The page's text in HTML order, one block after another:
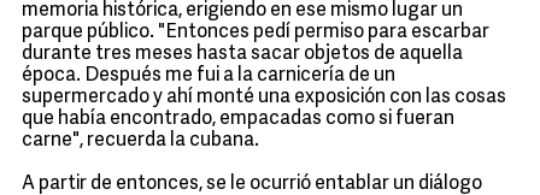
memoria histórica, erigiendo en ese mismo lugar un
parque público. "Entonces pedí permiso para escarbar
durante tres meses hasta sacar objetos de aquella
época. Después me fui a la carnicería de un
supermercado y ahí monté una exposición con las cosas
que había encontrado, empacadas como si fueran
carne", recuerda la cubana.
A partir de entonces, se le ocurrió entablar un diálogo